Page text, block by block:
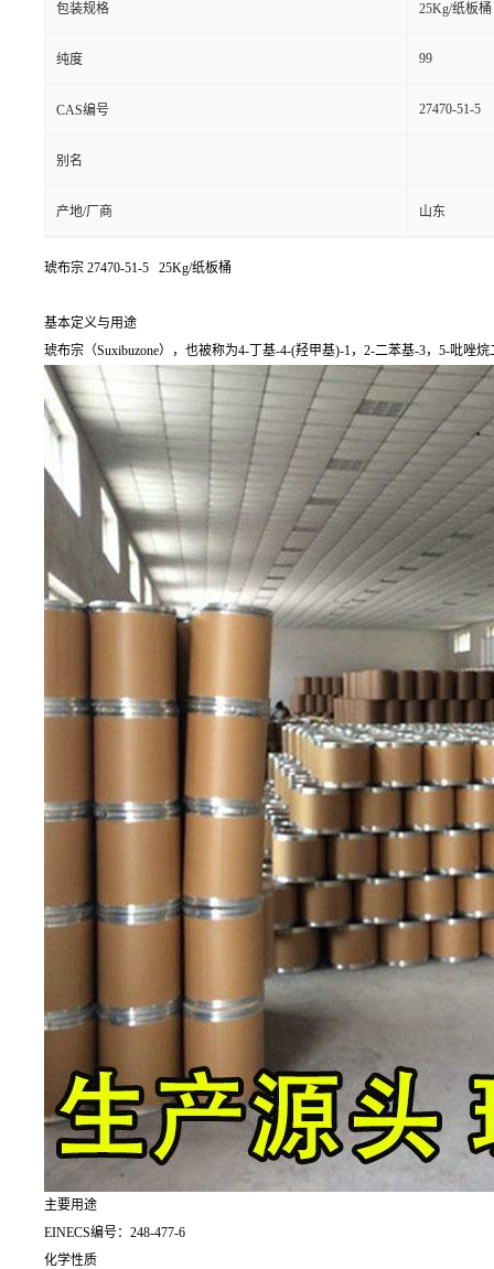
包装规格 25Kg/纸板桶
纯度 99
CAS编号 27470-51-5
别名
产地/厂商 山东
琥布宗 27470-51-5 25Kg/纸板桶
基本定义与用途
琥布宗（Suxibuzone），也被称为4-丁基-4-(羟甲基)-1，2-二苯基-3，5-吡唑
主要用途
EINECS编号：248-477-6
化学性质